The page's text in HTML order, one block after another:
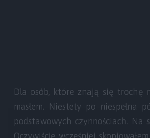
Dla osób, które znają się trochę
masłem. Niestety po niespełna
podstawowych czynnościach. Na
Oczywiście wcześniej